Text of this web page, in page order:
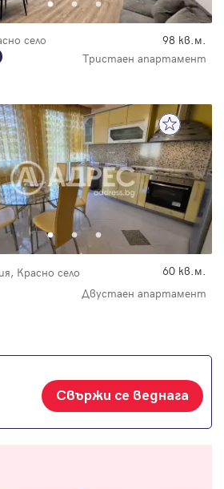
село 98 кв.м.
Тристаен апартамент
Красно село 60 кв.м.
Двустаен апартамент
Свържи се веднага